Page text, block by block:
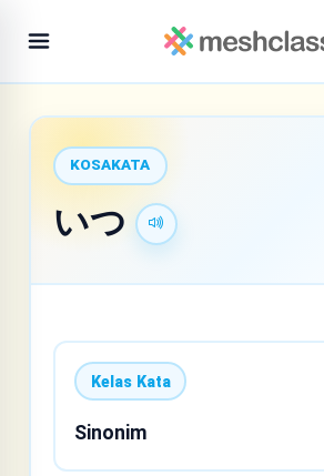
KOSAKATA
いつ
Kelas Kata
Sinonim